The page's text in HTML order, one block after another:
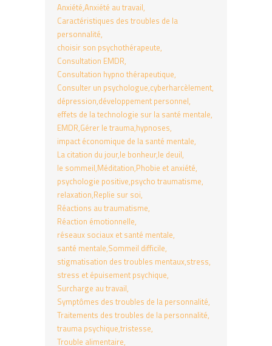
Anxiété Anxiété au travail
Caractéristiques des troubles de la
personnalité
choisir son psychothérapeute
Consultation EMDR
Consultation hypno thérapeutique
Consulter un psychologue cyberharcèlement
dépression développement personnel
effets de la technologie sur la santé mentale
EMDR Gérer le trauma hypnoses
impact économique de la santé mentale
La citation du jour le bonheur le deuil
le sommeil Méditation Phobie et anxiété
psychologie positive psycho traumatisme
relaxation Replie sur soi
Réactions au traumatisme
Réaction émotionnelle
réseaux sociaux et santé mentale
santé mentale Sommeil difficile
stigmatisation des troubles mentaux stress
stress et épuisement psychique
Surcharge au travail
Symptômes des troubles de la personnalité
Traitements des troubles de la personnalité
trauma psychique tristesse
Trouble alimentaire